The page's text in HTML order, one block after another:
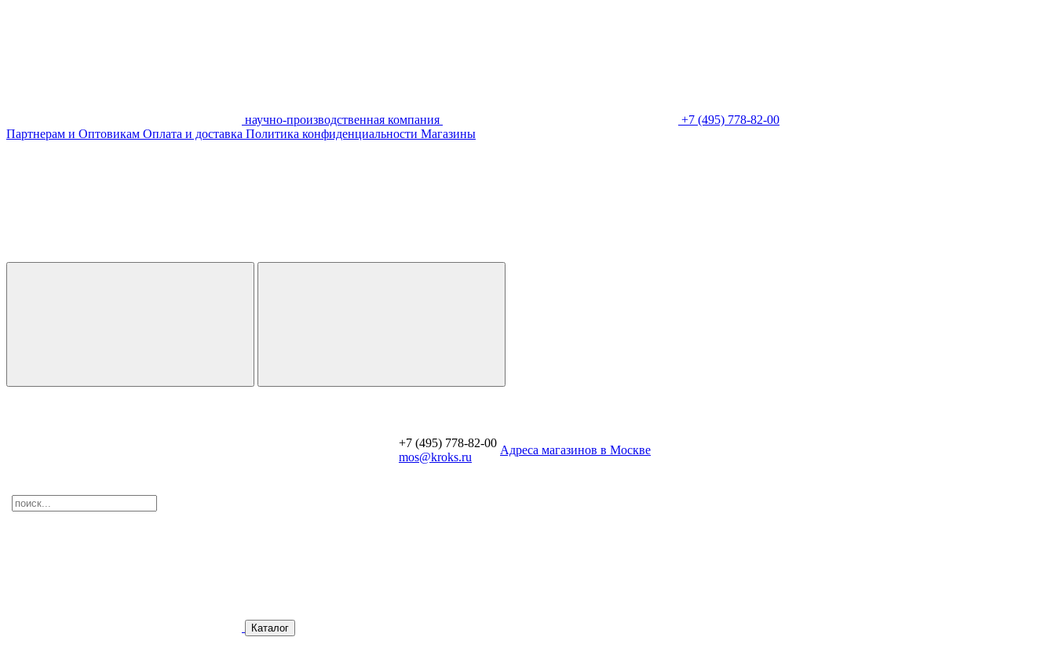
научно-производственная компания
+7 (495) 778-82-00
Партнерам и Оптовикам Оплата и доставка Политика конфиденциальности Магазины
+7 (495) 778-82-00
mos@kroks.ru
Aдреса магазинов в Москве
Каталог